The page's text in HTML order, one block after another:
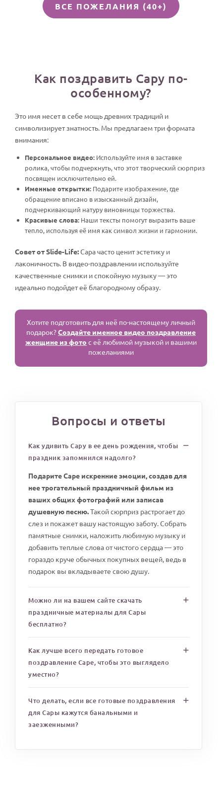
ВСЕ ПОЖЕЛАНИЯ (40+)
Как поздравить Сару по-
особенному?
Это имя несет в себе мощь древних традиций и
символизирует знатность. Мы предлагаем три формата
внимания:
Персональное видео: Используйте имя в заставке
ролика, чтобы подчеркнуть, что этот творческий сюрприз
посвящен исключительно ей.
Именные открытки: Подарите изображение, где
обращение вписано в изысканный дизайн,
подчеркивающий натуру виновницы торжества.
Красивые слова: Наши тексты помогут выразить ваше
тепло, используя её имя как символ жизни и гармонии.
Совет от Slide-Life:Сара часто ценит эстетику и
лаконичность. В видео-поздравлении используйте
качественные снимки и спокойную музыку — это
идеально подойдет её благородному образу.
Хотите подготовить для неё по-настоящему личный
подарок?Создайте именное видео поздравление
женщине из фото с её любимой музыкой и вашими
пожеланиями
Вопросы и ответы
Как удивить Сару в ее день рождения, чтобы
праздник запомнился надолго?
Подарите Саре искренние эмоции, создав для
нее трогательный праздничный фильм из
ваших общих фотографий или записав
душевную песню.Такой сюрприз растрогает до
слез и покажет вашу настоящую заботу. Собрать
памятные снимки, наложить любимую музыку и
добавить теплые слова от чистого сердца — это
гораздо круче обычных покупных вещей, ведь в
подарок вы вкладываете свою душу.
Можно ли на вашем сайте скачать
праздничные материалы для Сары
бесплатно?
Как лучше всего передать готовое
поздравление Саре, чтобы это выглядело
уместно?
Что делать, если все готовые поздравления
для Сары кажутся банальными и
заезженными?